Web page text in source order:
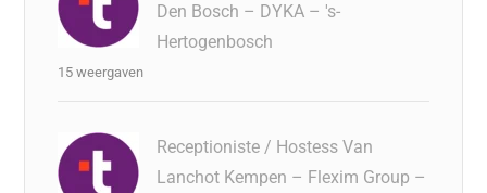
Den Bosch – DYKA – 's-
Hertogenbosch
15 weergaven
Receptioniste / Hostess Van
Lanchot Kempen – Flexim Group –